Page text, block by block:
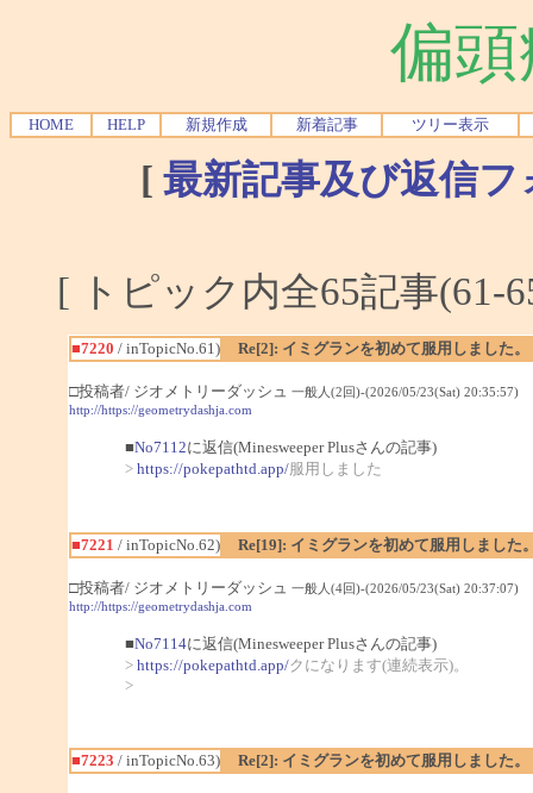
偏
HOME HELP 新規作成 新着記事 ツリー表示
[ 最新記事及び返信
[ トピック内全65記事
■7220 / inTopicNo.61) Re[2]: イミグランを初めて服用しました。
□投稿者/ ジオメトリーダッシュ 一般人(2回)-(2026/05/23(Sat) 20:35:57)
http://https://geometrydashja.com
■No7112に返信(Minesweeper Plusさんの記事)
> https://pokepathtd.app/服用しました
■7221 / inTopicNo.62) Re[19]: イミグランを初めて服用しました
□投稿者/ ジオメトリーダッシュ 一般人(4回)-(2026/05/23(Sat) 20:37:07)
http://https://geometrydashja.com
■No7114に返信(Minesweeper Plusさんの記事)
> https://pokepathtd.app/クになります(連続表示)。
>
■7223 / inTopicNo.63) Re[2]: イミグランを初めて服用しました。